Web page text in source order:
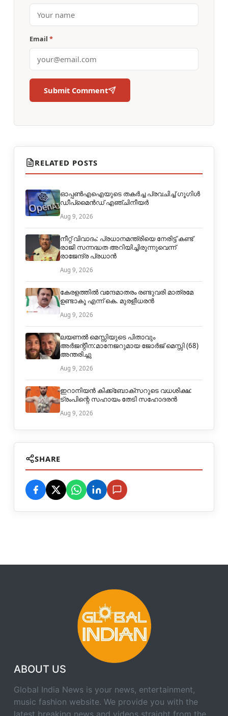
Email *
Submit Comment
RELATED POSTS
ഓപ്പൺഎഐയുടെ തകർച്ച പ്രവചിച്ച് ഗൂഗിൾ
ഡീപ്മൈൻഡ് എഞ്ചിനീയർ
Aug 9, 2026
നീറ്റ് വിവാദം: പ്രധാനമന്ത്രിയെ നേരിട്ട് കണ്ട്
രാജി സന്നദ്ധത അറിയിച്ചിരുന്നുവെന്ന്
രാജേന്ദ്ര പ്രധാൻ
Aug 9, 2026
കേരളത്തിൽ വന്ദേമാതരം രണ്ടുവരി മാത്രമേ
ഉണ്ടാകൂ എന്ന് കെ. മുരളീധരൻ
Aug 9, 2026
ലയണൽ മെസ്സിയുടെ പിതാവും
അർജന്റീന:മാനേജറുമായ ജോർജ് മെസ്സി (68)
അന്തരിച്ചു
Aug 9, 2026
ഇറാനിയൻ കിക്ക്ബോക്സറുടെ വധശിക്ഷ:
ട്രംപിന്റെ സഹായം തേടി സഹോദരൻ
Aug 9, 2026
SHARE
ABOUT US
Global India News is your news, entertainment,
music fashion website. We provide you with the